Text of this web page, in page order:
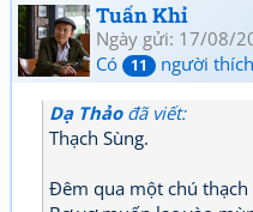
Tuấn Khỉ
Ngày gửi: 17/08/
Có
11 người thích
Dạ Thảođã viết:
Thạch Sùng.
Đêm qua một chú thạch